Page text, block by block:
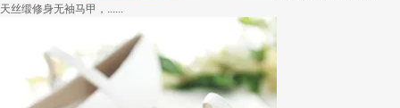
天丝缎修身无袖马甲，......